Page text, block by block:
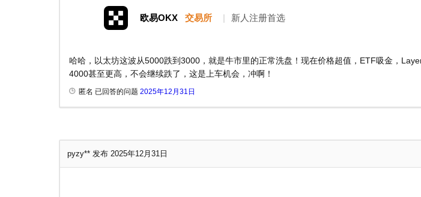
欧易OKX 交易所 | 新人注册首选
哈哈，以太坊这波从5000跌到3000，就是牛市里的正常洗盘！现在价格超值，ETF吸金，
4000甚至更高，不会继续跌了，这是上车机会，冲啊！
匿名 已回答的问题 2025年12月31日
pyzy** 发布 2025年12月31日